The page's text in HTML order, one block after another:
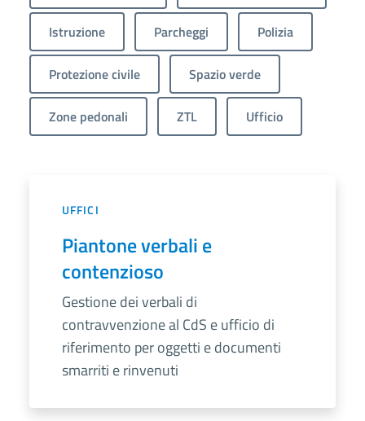
Istruzione Parcheggi Polizia
Protezione civile Spazio verde
Zone pedonali ZTL Ufficio
UFFICI
Piantone verbali e
contenzioso
Gestione dei verbali di
contravvenzione al CdS e ufficio di
riferimento per oggetti e documenti
smarriti e rinvenuti